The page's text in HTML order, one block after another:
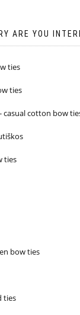
ARE YOU
ties
ties
- casual cotton bow
ties
bow ties
ties